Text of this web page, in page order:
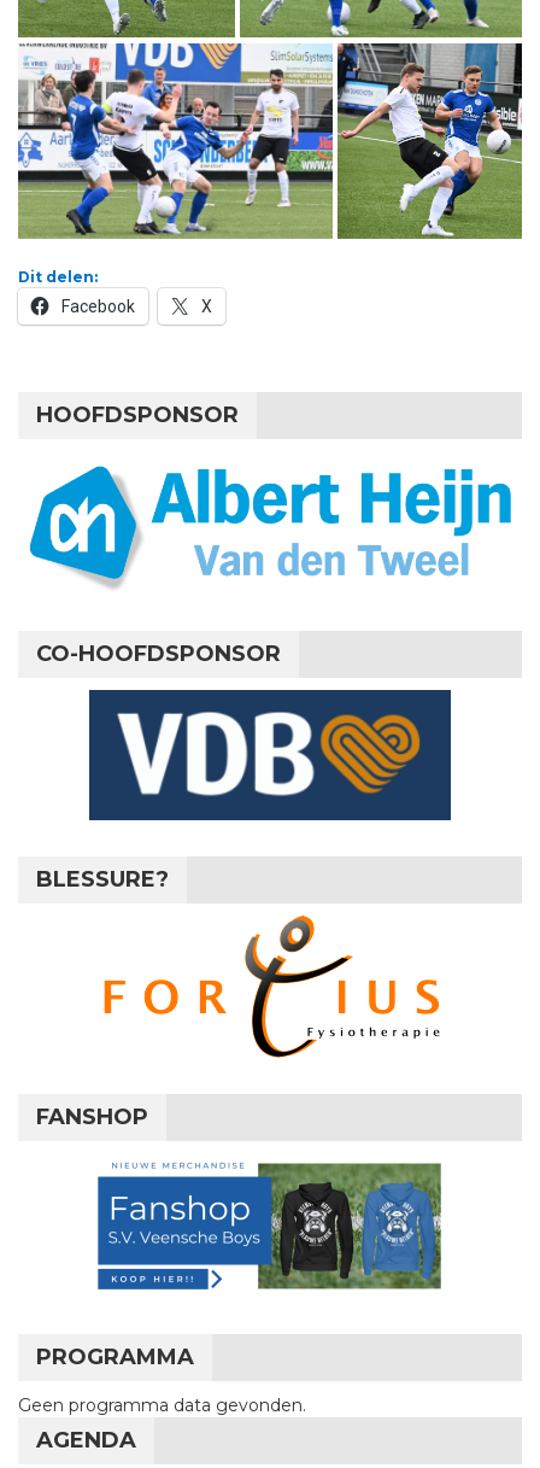
Dit delen:
Facebook X
HOOFDSPONSOR
CO-HOOFDSPONSOR
BLESSURE?
FANSHOP
PROGRAMMA
Geen programma data gevonden.
AGENDA